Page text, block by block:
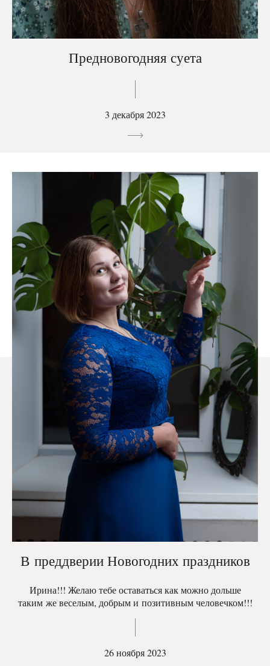
Предновогодняя суета
3 декабря 2023
В преддверии Новогодних праздников
Ирина!!! Желаю тебе оставаться как можно дольше
таким же веселым, добрым и позитивным человечком!!!
26 ноября 2023